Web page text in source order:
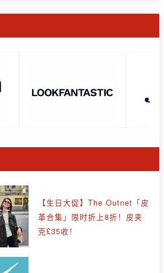
【生日大促】The Outnet「皮
革合集」限时折上8折！皮夹
克£35收！